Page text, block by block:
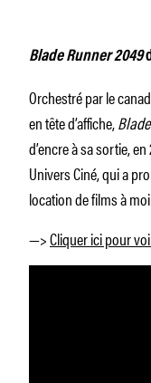
Blade Runner 2049
Orchestré par le
en tête d’affiche,
d’encre à sa sortie,
Univers Ciné, qui a
location de films à
—>Cliquer ici pour